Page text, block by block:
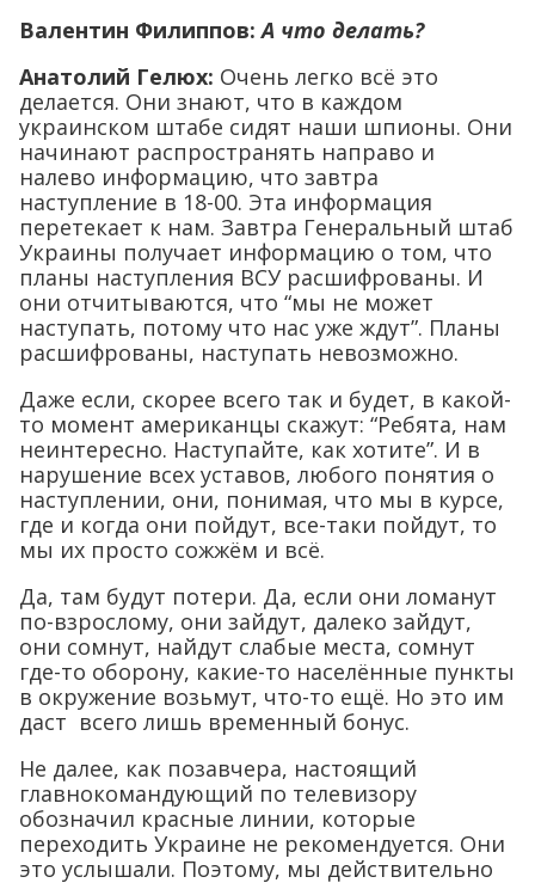
Валентин Филиппов: А что делать?
Анатолий Гелюх: Очень легко всё это
делается. Они знают, что в каждом
украинском штабе сидят наши шпионы. Они
начинают распространять направо и
налево информацию, что завтра
наступление в 18-00. Эта информация
перетекает к нам. Завтра Генеральный штаб
Украины получает информацию о том, что
планы наступления ВСУ расшифрованы. И
они отчитываются, что “мы не может
наступать, потому что нас уже ждут”. Планы
расшифрованы, наступать невозможно.
Даже если, скорее всего так и будет, в какой-
то момент американцы скажут: “Ребята, нам
неинтересно. Наступайте, как хотите”. И в
нарушение всех уставов, любого понятия о
наступлении, они, понимая, что мы в курсе,
где и когда они пойдут, все-таки пойдут, то
мы их просто сожжём и всё.
Да, там будут потери. Да, если они ломанут
по-взрослому, они зайдут, далеко зайдут,
они сомнут, найдут слабые места, сомнут
где-то оборону, какие-то населённые пункты
в окружение возьмут, что-то ещё. Но это им
даст всего лишь временный бонус.
Не далее, как позавчера, настоящий
главнокомандующий по телевизору
обозначил красные линии, которые
переходить Украине не рекомендуется. Они
это услышали. Поэтому, мы действительно